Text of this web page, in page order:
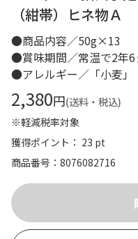
（紺帯）ヒネ物Ａ
●商品内容／50g×13
●賞味期間／常温で2年
●アレルギー／「小麦」
2,380円(送料・税込)
※軽減税率対象
獲得ポイント： 23 pt
商品番号
8076082716